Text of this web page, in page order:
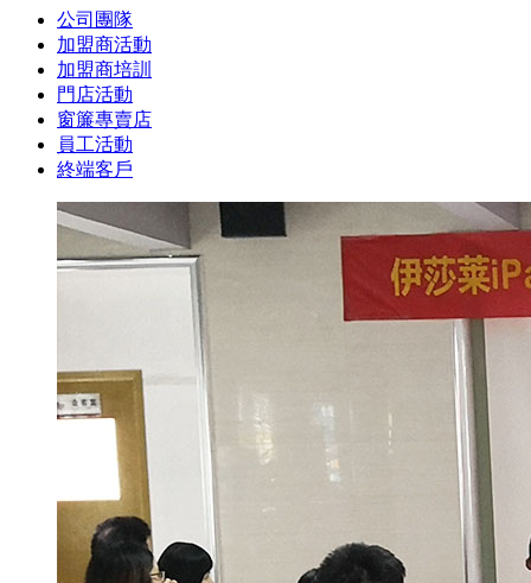
公司團隊
加盟商活動
加盟商培訓
門店活動
窗簾專賣店
員工活動
終端客戶